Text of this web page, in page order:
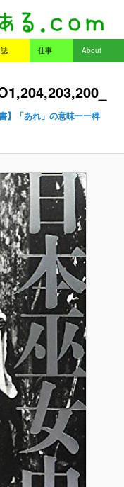
仕事 About
ge n
avig
n
書】「あれ」の意味ーー稗